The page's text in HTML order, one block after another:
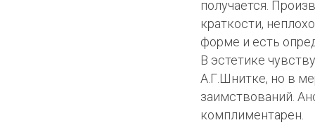
получается.
краткости,
форме и есть
В эстетике
А.Г.Шнитке, но в
заимствований.
комплиментарен.